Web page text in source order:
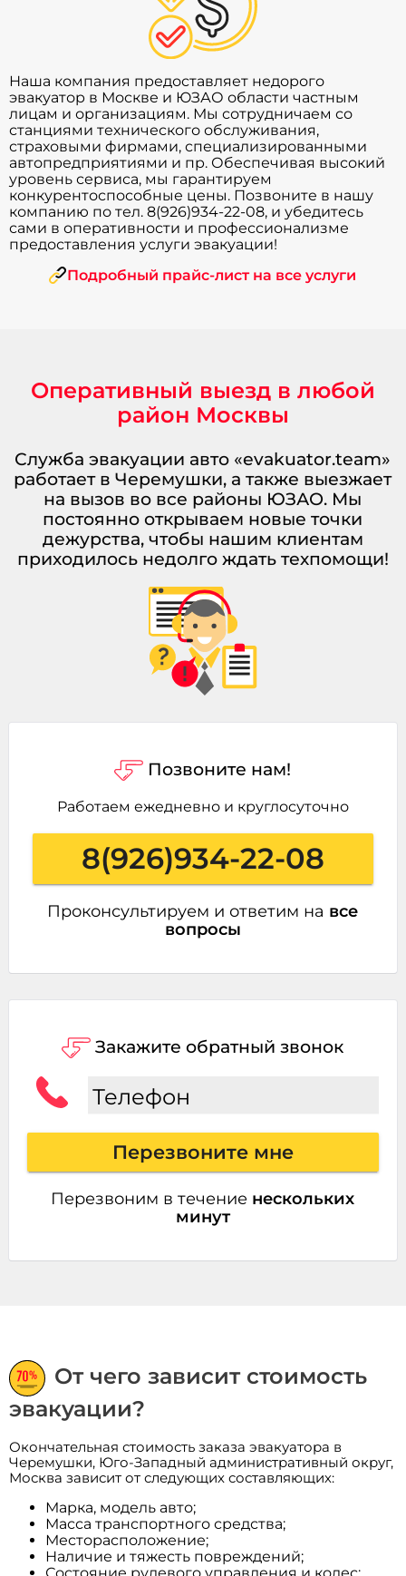
Наша компания предоставляет недорого
эвакуатор в Москве и ЮЗАО области частным
лицам и организациям. Мы сотрудничаем со
станциями технического обслуживания,
страховыми фирмами, специализированными
автопредприятиями и пр. Обеспечивая высокий
уровень сервиса, мы гарантируем
конкурентоспособные цены. Позвоните в нашу
компанию по тел. 8(926)934-22-08, и убедитесь
сами в оперативности и профессионализме
предоставления услуги эвакуации!
Подробный прайс-лист на все услуги
Оперативный выезд в любой
район Москвы
Служба эвакуации авто «evakuator.team»
работает в Черемушки, а также выезжает
на вызов во все районы ЮЗАО. Мы
постоянно открываем новые точки
дежурства, чтобы нашим клиентам
приходилось недолго ждать техпомощи!
Позвоните нам!
Работаем ежедневно и круглосуточно
8(926)934-22-08
Проконсультируем и ответим на все
вопросы
Закажите обратный звонок
Телефон
Перезвоните мне
Перезвоним в течение нескольких
минут
От чего зависит стоимость
эвакуации?
Окончательная стоимость заказа эвакуатора в
Черемушки, Юго-Западный административный округ,
Москва зависит от следующих составляющих:
Марка, модель авто;
Масса транспортного средства;
Месторасположение;
Наличие и тяжесть повреждений;
Состояние рулевого управления и колес;